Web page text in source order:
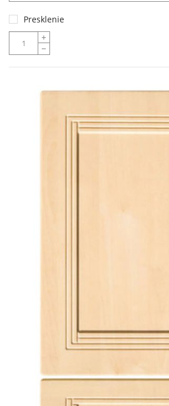
Presklenie